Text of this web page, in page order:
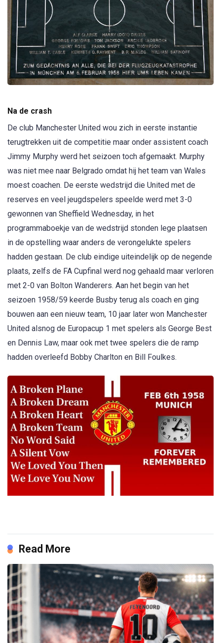
Na de crash
De club Manchester United wou zich in eerste instantie
terugtrekken uit de competitie maar onder assistent coach
Jimmy Murphy werd het seizoen toch afgemaakt. Murphy
was niet mee naar Belgrado omdat hij het team van Wales
moest coachen. De eerste wedstrijd die United met de
reserves en veel jeugdspelers speelde werd met 3-0
gewonnen van Sheffield Wednesday, in het
programmaboekje van de wedstrijd stonden lege plaatsen
in de opstelling waar anders de verongelukte spelers
hadden gestaan. De club eindige uiteindelijk op de negende
plaats, zelfs de FA Cupfinal werd nog gehaald maar verloren
met 2-0 van Bolton Wanderers. Aan het begin van het
seizoen 1958/59 keerde Busby terug als coach en ging
bouwen aan een nieuw team, 10 jaar later won Manchester
United alsnog de Europacup 1 met spelers als George Best
en Dennis Law, maar ook met twee spelers die de ramp
hadden overleefd Bobby Charlton en Bill Foulkes.
Read More